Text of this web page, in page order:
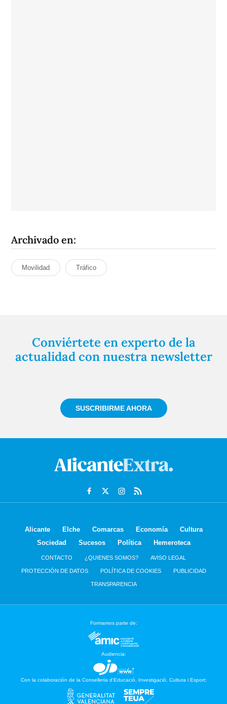
Archivado en:
Movilidad Tráfico
Conviértete en experto de la
actualidad con nuestra newsletter
SUSCRIBIRME AHORA
Alicante Elche Comarcas Economía
Cultura
Sociedad
Sucesos Política Hemeroteca
CONTACTO ¿QUIENES SOMOS? AVISO LEGAL
PROTECCIÓN DE DATOS POLÍTICA DE COOKIES PUBLICIDAD
TRANSPARENCIA
Formamos parte de:
Audiencia:
Con la colaboración de la Conselleria d’Educació, Investigació, Cultura i Esport: